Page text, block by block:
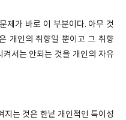
제가 바로 이 부분이다. 아무 것
개인의 취향일 뿐이고 그 취향
서는 안되는 것을 개인의 자유
지는 것은 한낱 개인적인 특이성